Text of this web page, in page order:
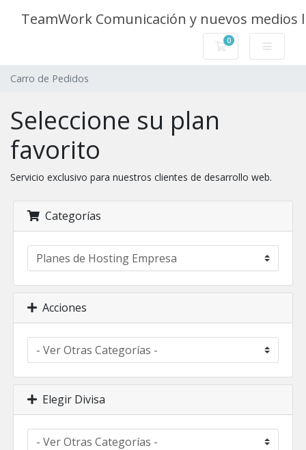
TeamWork Comunicación y nuevos medios
0
Carro de Pedidos
Carro de Pedidos
Seleccione su plan
favorito
Servicio exclusivo para nuestros clientes de desarrollo web.
Categorías
Acciones
Elegir Divisa